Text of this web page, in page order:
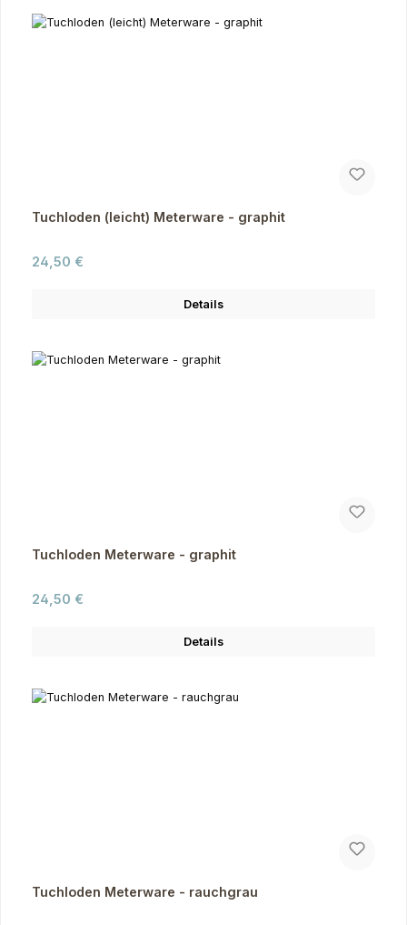
Tuchloden (leicht) Meterware - graphit
Regulärer Preis:
24,50 €
Details
Tuchloden Meterware - graphit
Regulärer Preis:
24,50 €
Details
Tuchloden Meterware - rauchgrau